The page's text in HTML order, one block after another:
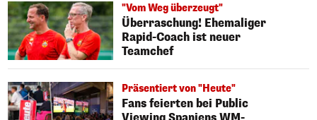
"Vom Weg überzeugt"
Überraschung! Ehemaliger
Rapid-Coach ist neuer
Teamchef
Präsentiert von "Heute"
Fans feierten bei Public